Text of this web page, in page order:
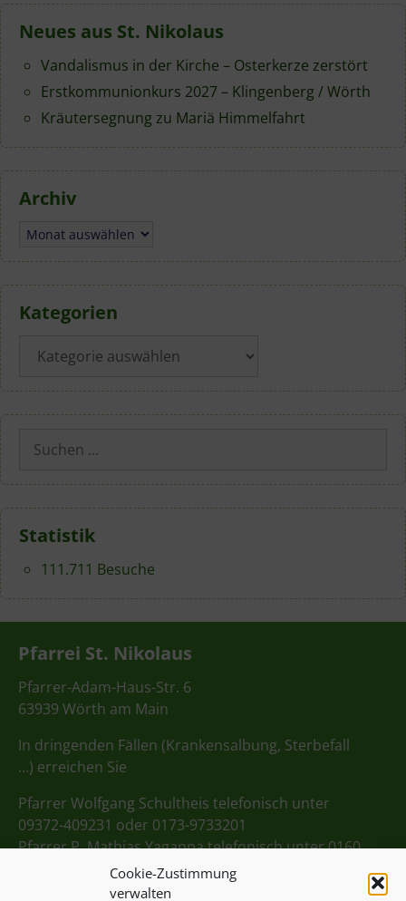
Cookie-Zustimmung
verwalten
Neues aus St. Nikolaus
Vandalismus in der Kirche – Osterkerze zerstört
Erstkommunionkurs 2027 – Klingenberg / Wörth
Kräutersegnung zu Mariä Himmelfahrt
Archiv
Archiv
Kategorien
Suchen
nach:
Statistik
111.711 Besuche
Pfarrei St. Nikolaus
Pfarrer-Adam-Haus-Str. 6
63939 Wörth am Main
In dringenden Fällen (Krankensalbung, Sterbefall
…) erreichen Sie
Pfarrer Wolfgang Schultheis telefonisch unter
09372-409231 oder 0173-9733201
Pfarrer P. Mathias Yagappa telefonisch unter 0160